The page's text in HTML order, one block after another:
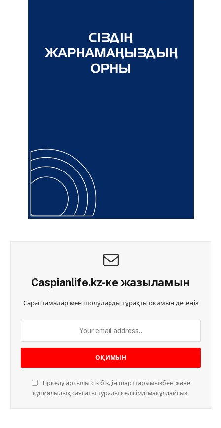
Caspianlife.kz-ке жазыламын
Сараптамалар мен шолуларды тұрақты оқимын десеңіз
Тіркелу арқылы сіз біздің шарттарымызбен және
құпиялылық саясаты туралы келісімді мақұлдайсыз.